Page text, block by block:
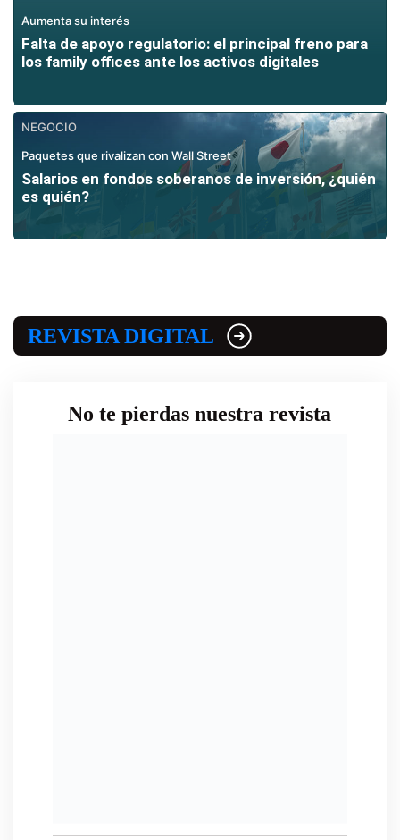
Aumenta su interés
Falta de apoyo regulatorio: el principal freno para
los family offices ante los activos digitales
NEGOCIO
Paquetes que rivalizan con Wall Street
Salarios en fondos soberanos de inversión, ¿quién
es quién?
REVISTA DIGITAL
No te pierdas nuestra revista